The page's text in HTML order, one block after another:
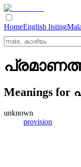
HomeEnglish listing
Meanings for
unknown
provision